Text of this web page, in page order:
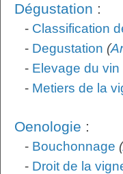
Dégustation :
- Classification
- Degustation (
- Elevage du vin
- Metiers de la
Oenologie :
- Bouchonnage (
- Droit de la